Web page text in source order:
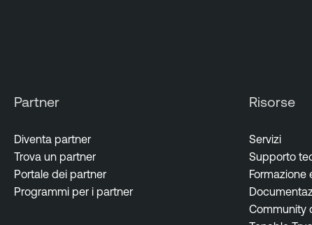
Partner
Diventa partner
Trova un partner
Portale dei partner
Programmi per i partner
Risorse
Servizi
Supporto
Formazione
Community